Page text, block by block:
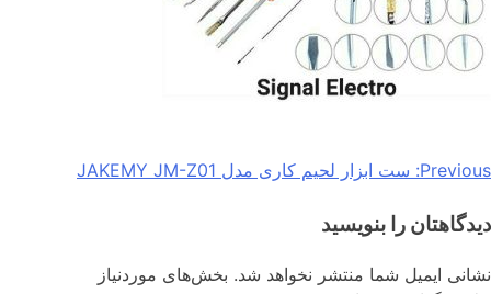
Previous: ست ابزار لحیم کاری مدل JAKEMY JM-Z01
دیدگاهتان را بنویسید
نشانی ایمیل شما منتشر نخواهد شد. بخش‌های موردنیاز